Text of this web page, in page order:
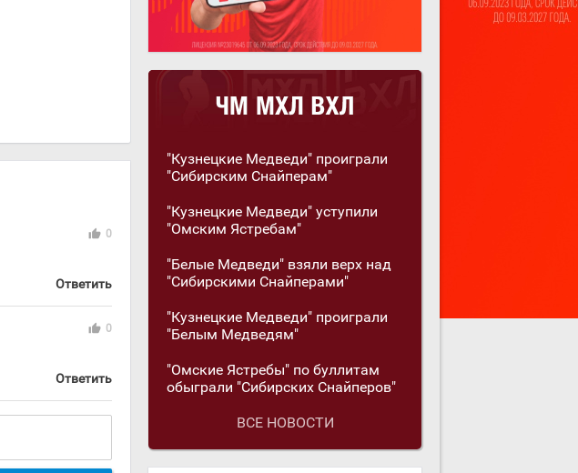
thumb_up 0
Ответить
thumb_up 0
Ответить
"Кузнецкие Медведи" проиграли
"Сибирским Снайперам"
"Кузнецкие Медведи" уступили
"Омским Ястребам"
"Белые Медведи" взяли верх над
"Сибирскими Снайперами"
"Кузнецкие Медведи" проиграли
"Белым Медведям"
"Омские Ястребы" по буллитам
обыграли "Сибирских Снайперов"
ВСЕ НОВОСТИ